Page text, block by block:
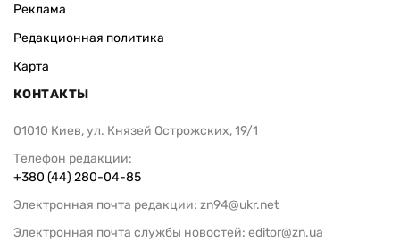
Реклама
Редакционная политика
Карта
КОНТАКТЫ
01010 Киев, ул. Князей Острожских, 19/1
Телефон редакции:
+380 (44) 280-04-85
Электронная почта редакции: zn94@ukr.net
Электронная почта службы новостей: editor@zn.ua